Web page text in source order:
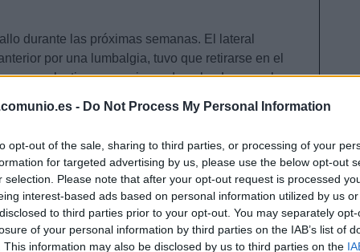
- Do Not Process My Personal Information
opt-out of the sale, sharing to third parties, or processing of your
for targeted advertising by us, please use the below opt-out
selection. Please note that after your opt-out request is processed
interest-based ads based on personal information utilized by us
to third parties prior to your opt-out. You may separately
of your personal information by third parties on the IAB’s list of
This information may also be disclosed by us to third parties on the
durante las próximas semanas. El lateral
por una lumbalgia, tuvo que retirarse en el
por molestias en su pierna derecha. Las pruebas
una rotura fibrilar en el bíceps femoral. Sin
de recuperación, que dependerá del grado de la
lesionados tras la jornada 13.
Ansu Fati tuvo
similar a la de Hugo Mallo. Tras volver de una
una rotura fibrilar en el bíceps femoral de su pierna